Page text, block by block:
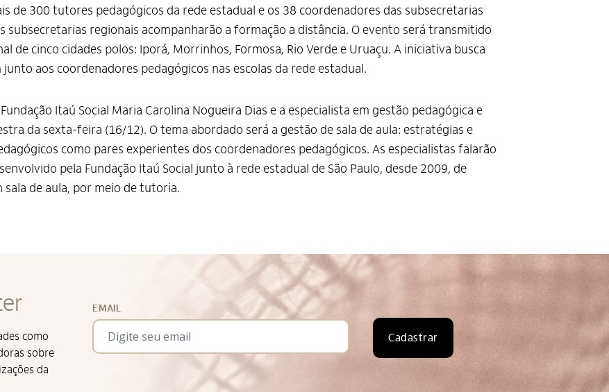
de 300 tutores pedagógicos da rede estadual e os 38 coordenadores das subsecretarias
subsecretarias regionais acompanharão a formação a distância. O evento será transmitido
de cinco cidades polos: Iporá, Morrinhos, Formosa, Rio Verde e Uruaçu. A iniciativa busca
aos coordenadores pedagógicos nas escolas da rede estadual.
Itaú Social Maria Carolina Nogueira Dias e a especialista em gestão pedagógica e
da sexta-feira (16/12). O tema abordado será a gestão de sala de aula: estratégias e
como pares experientes dos coordenadores pedagógicos. As especialistas falarão
pela Fundação Itaú Social junto à rede estadual de São Paulo, desde 2009, de
de aula, por meio de tutoria.
como
sobre
da
EMAIL
Cadastrar